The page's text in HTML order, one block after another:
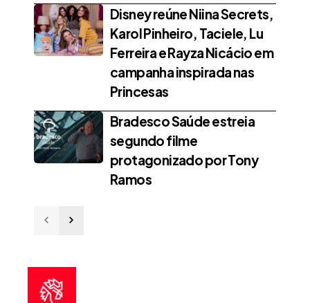
Disney reúne Niina Secrets,
Karol Pinheiro, Taciele, Lu
Ferreira e Rayza Nicácio em
campanha inspirada nas
Princesas
Bradesco Saúde estreia
segundo filme
protagonizado por Tony
Ramos